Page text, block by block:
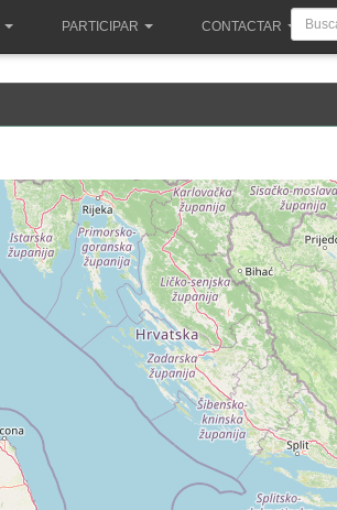
PARTICIPAR CONTACTAR